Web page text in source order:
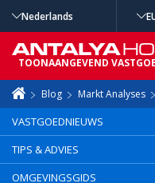
Blog Markt Analyses
VASTGOEDNIEUWS
TIPS & ADVIES
OMGEVINGSGIDS
Nederlands
TOONAANGEVEND
GEAVANCEERD
ZOEKEN